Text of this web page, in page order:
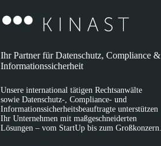
Ihr Partner für Datenschutz, Compliance &
Informationssicherheit
Unsere international tätigen Rechtsanwälte
sowie Datenschutz-, Compliance- und
Informationssicherheitsbeauftragte unterstützen
Ihr Unternehmen mit maßgeschneiderten
Lösungen – vom StartUp bis zum Großkonzern.